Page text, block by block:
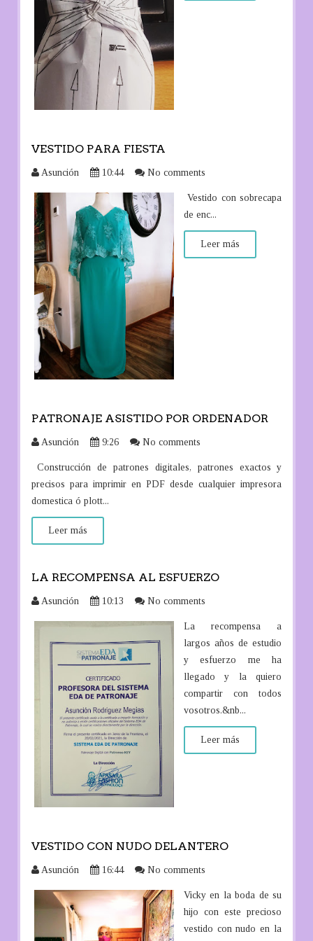
VESTIDO PARA FIESTA
Asunción 10:44 No comments
Vestido con sobrecapa
de enc...
Leer más
PATRONAJE ASISTIDO POR ORDENADOR
Asunción 9:26 No comments
Construcción de patrones digitales, patrones exactos y
precisos para imprimir en PDF desde cualquier impresora
domestica ó plott...
Leer más
LA RECOMPENSA AL ESFUERZO
Asunción 10:13 No comments
La recompensa a
largos años de estudio
y esfuerzo me ha
llegado y la quiero
compartir con todos
vosotros.&nb...
Leer más
VESTIDO CON NUDO DELANTERO
Asunción 16:44 No comments
Vicky en la boda de su
hijo con este precioso
vestido con nudo en la